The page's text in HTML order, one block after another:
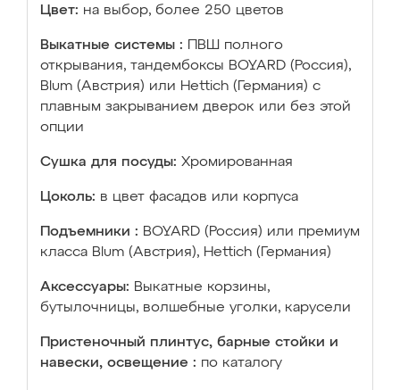
Цвет: на выбор, более 250 цветов
Выкатные системы :
ПВШ полного
открывания, тандембоксы BOYARD (Россия),
Blum (Австрия) или Hettich (Германия) с
плавным закрыванием дверок или без этой
опции
Сушка для посуды: Хромированная
Цоколь: в цвет фасадов или корпуса
Подъемники : BOYARD (Россия) или премиум
класса Blum (Австрия), Hettich (Германия)
Аксессуары: Выкатные корзины,
бутылочницы, волшебные уголки, карусели
Пристеночный плинтус, барные стойки и
навески, освещение : по каталогу